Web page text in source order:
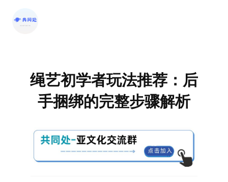
绳艺初学者玩法推荐：后
手捆绑的完整步骤解析